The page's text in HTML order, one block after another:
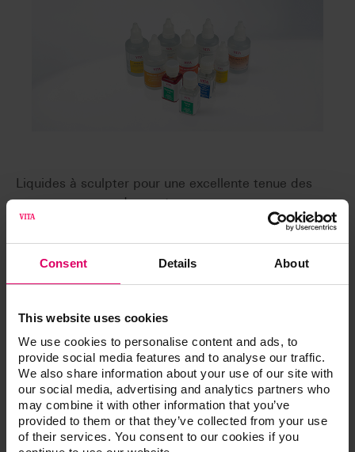
Consent Details About
This website uses cookies
We use cookies to personalise content and ads, to
provide social media features and to analyse our traffic.
We also share information about your use of our site with
our social media, advertising and analytics partners who
may combine it with other information that you’ve
provided to them or that they’ve collected from your use
of their services. You consent to our cookies if you
Liquides à sculpter pour une excellente tenue des
masses au cours du montage.
Liquides pour matériaux cosmétiques
Liquides pour Résine cosmétique